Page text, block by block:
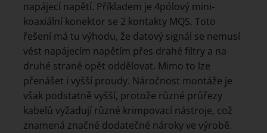
napájecí napětí. Příkladem je 4pólový mini-
koaxiální konektor se 2 kontakty MQS. Toto
řešení má tu výhodu, že datový signál se nemusí
vést napájecím napětím přes drahé filtry a na
druhé straně opět oddělovat. Mimo to lze
přenášet i vyšší proudy. Náročnost montáže je
však podstatně vyšší, protože různé průřezy
kabelů vyžadují různé krimpovací nástroje, což
znamená značné dodatečné nároky ve výrobě.